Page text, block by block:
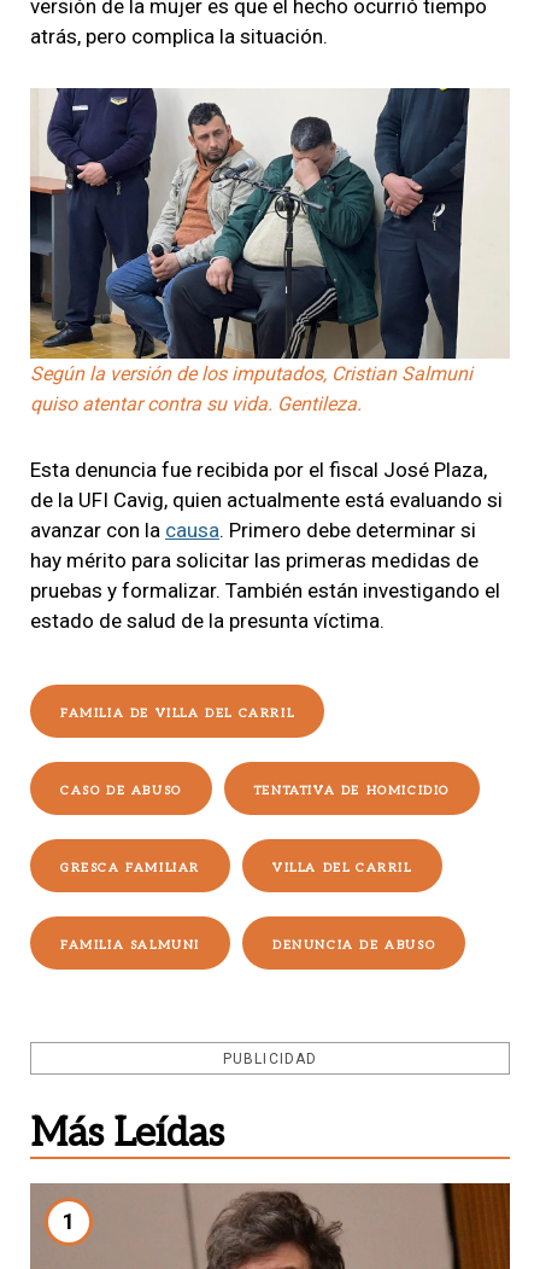
versión de la mujer es que el hecho ocurrió tiempo
atrás, pero complica la situación.
Según la versión de los imputados, Cristian Salmuni
quiso atentar contra su vida. Gentileza.
Esta denuncia fue recibida por el fiscal José Plaza,
de la UFI Cavig, quien actualmente está evaluando si
avanzar con la causa. Primero debe determinar si
hay mérito para solicitar las primeras medidas de
pruebas y formalizar. También están investigando el
estado de salud de la presunta víctima.
FAMILIA DE VILLA DEL CARRIL
CASO DE ABUSO TENTATIVA DE HOMICIDIO
GRESCA FAMILIAR VILLA DEL CARRIL
FAMILIA SALMUNI DENUNCIA DE ABUSO
PUBLICIDAD
Más Leídas
1